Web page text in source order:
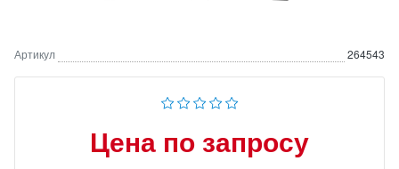
Артикул 264543
Цена по запросу